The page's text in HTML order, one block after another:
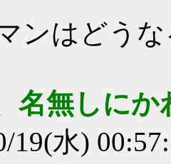
ンはどう
名無しに
19(水)